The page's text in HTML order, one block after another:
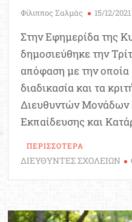
Φίλιππος Σαλμάς 15/12/2021
Στην Εφημερίδα της
δημοσιεύθηκε την
απόφαση με την οποία
διαδικασία και τα
Διευθυντών Μονάδων
Εκπαίδευσης και
ΠΕΡΙΣΣΟΤΕΡΑ
ΔΙΕΥΘΥΝΤΕΣ ΣΧΟΛΕΙΩΝ